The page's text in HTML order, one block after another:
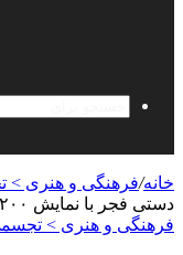
خانه/فرهنگی و هنری
دستی فجر با نمایش ۲۰۰ اثر فاخر خارجی
فرهنگی و هنری >